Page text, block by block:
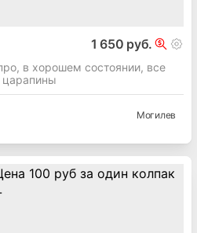
1 650 руб.
в хорошем состоянии, все
царапины
Могилев